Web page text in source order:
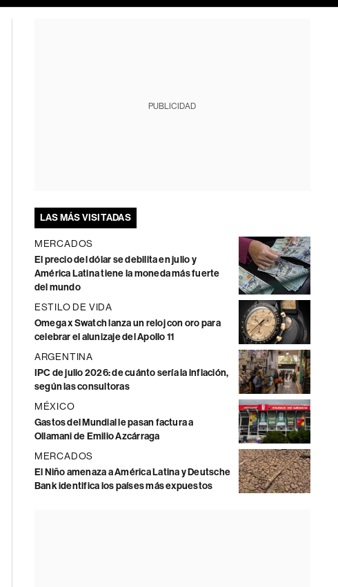
PUBLICIDAD
LAS MÁS VISITADAS
MERCADOS
El precio del dólar se debilita en julio y
América Latina tiene la moneda más fuerte
del mundo
ESTILO DE VIDA
Omega x Swatch lanza un reloj con oro para
celebrar el alunizaje del Apollo 11
ARGENTINA
IPC de julio 2026: de cuánto sería la inflación,
según las consultoras
MÉXICO
Gastos del Mundial le pasan factura a
Ollamani de Emilio Azcárraga
MERCADOS
El Niño amenaza a América Latina y Deutsche
Bank identifica los países más expuestos